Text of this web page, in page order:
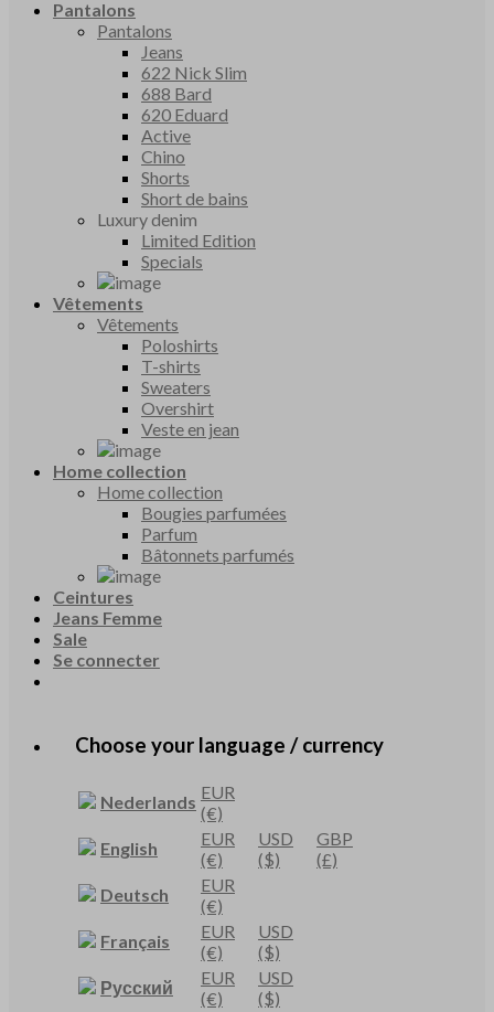
Pantalons
Pantalons
Jeans
622 Nick Slim
688 Bard
620 Eduard
Active
Chino
Shorts
Short de bains
Luxury denim
Limited Edition
Specials
Vêtements
Vêtements
Poloshirts
T-shirts
Sweaters
Overshirt
Veste en jean
Home collection
Home collection
Bougies parfumées
Parfum
Bâtonnets parfumés
Ceintures
Jeans Femme
Sale
Se connecter
Choose your language / currency
Nederlands EUR
(€)
English
EUR
(€)
USD
($)
GBP
(£)
Deutsch
EUR
(€)
Français
EUR
(€)
USD
($)
Русский
EUR
(€)
USD
($)